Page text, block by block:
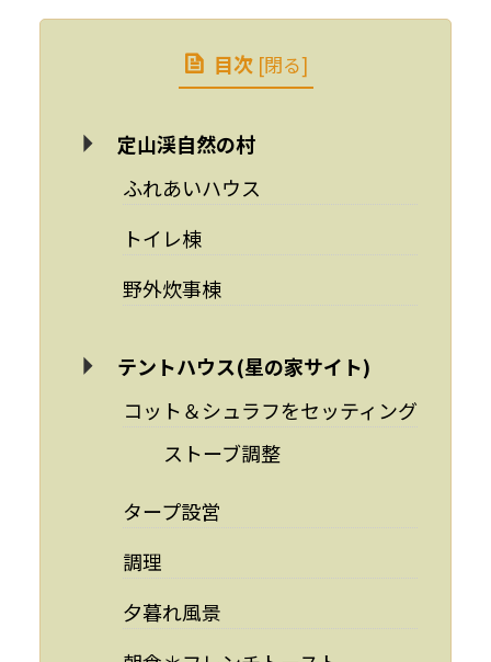
目次 [閉る]
定山渓自然の村
ふれあいハウス
トイレ棟
野外炊事棟
テントハウス(星の家サイト)
コット＆シュラフをセッティング
ストーブ調整
タープ設営
調理
夕暮れ風景